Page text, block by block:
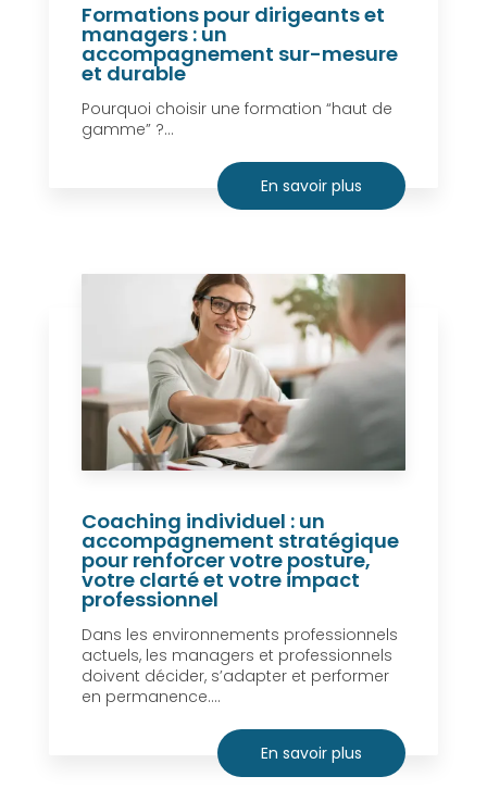
Formations pour dirigeants et
managers : un
accompagnement sur-mesure
et durable
Pourquoi choisir une formation “haut de
gamme” ?...
En savoir plus
Coaching individuel : un
accompagnement stratégique
pour renforcer votre posture,
votre clarté et votre impact
professionnel
Dans les environnements professionnels
actuels, les managers et professionnels
doivent décider, s’adapter et performer
en permanence....
En savoir plus